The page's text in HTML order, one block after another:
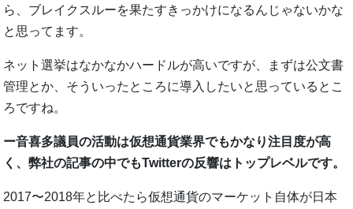
ら、ブレイクスルーを果たすきっかけになるんじゃないかな
と思ってます。
ネット選挙はなかなかハードルが高いですが、まずは公文書
管理とか、そういったところに導入したいと思っているとこ
ろですね。
ー音喜多議員の活動は仮想通貨業界でもかなり注目度が高
く、弊社の記事の中でもTwitterの反響はトップレベルです。
2017〜2018年と比べたら仮想通貨のマーケット自体が日本